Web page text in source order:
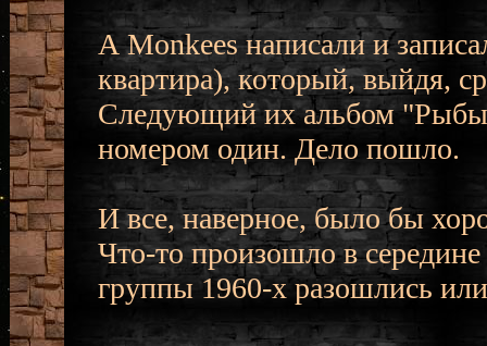
А Monkees написали и
квартира), который, выйдя,
Следующий их альбом
номером один. Дело пошло.
И все, наверное, было бы
Что-то произошло в
группы 1960-х разошлись